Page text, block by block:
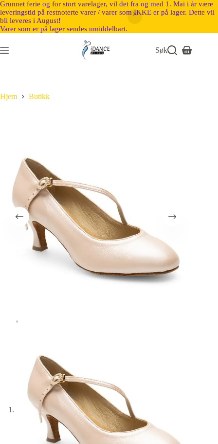
Grunnet ferie og for stort varelager, vil det fra og med 1. Mai i år være
leveringstid på restnoterte varer / varer som IKKE er på lager. Dette vil
bli leveres i August!
Varer som er på lager sendes umiddelbart.
Søk
Hjem Butikk